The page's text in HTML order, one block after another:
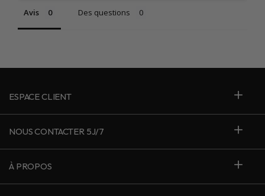
Avis Des questions
ESPACE CLIENT
NOUS CONTACTER 5J/7
À PROPOS